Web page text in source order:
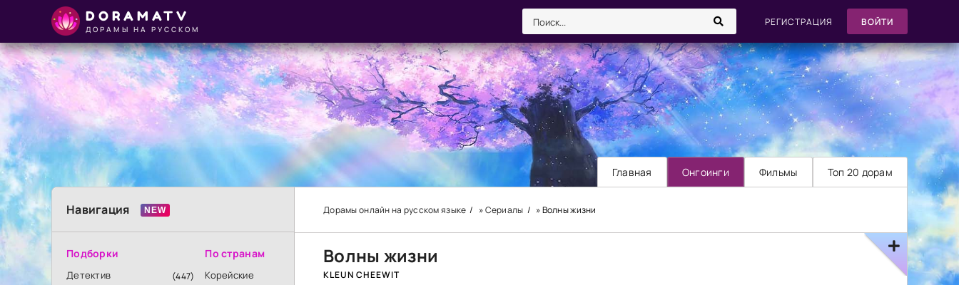
DORAMATV
ДОРАМЫ НА РУССКОМ
РЕГИСТРАЦИЯ ВОЙТИ
Главная Онгоинги Фильмы Топ 20 дорам
Навигация
Подборки
Детектив (447)
По странам
Корейские
Дорамы онлайн на русском языке »Сериалы » Волны жизни
Волны жизни
KLEUN CHEEWIT